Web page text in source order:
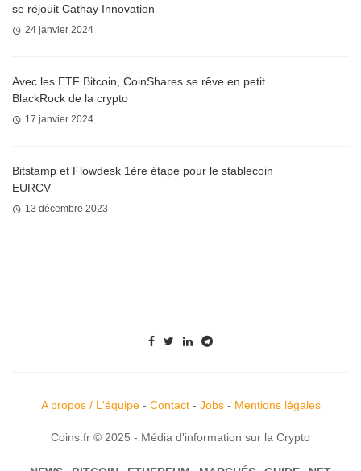
se réjouit Cathay Innovation
24 janvier 2024
Avec les ETF Bitcoin, CoinShares se rêve en petit
BlackRock de la crypto
17 janvier 2024
Bitstamp et Flowdesk 1ère étape pour le stablecoin
EURCV
13 décembre 2023
A propos / L'équipe- Contact- Jobs- Mentions légales
Coins.fr © 2025 - Média d'information sur la Crypto